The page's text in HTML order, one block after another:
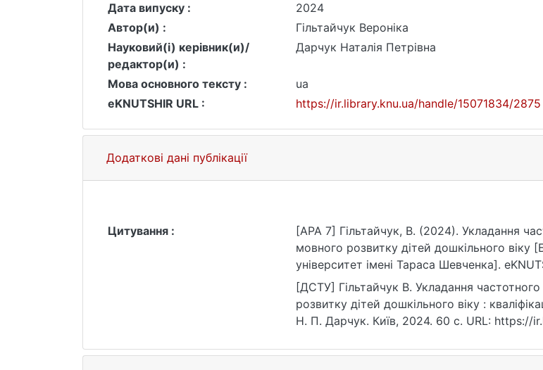
Дата випуску :
2024
Автор(и) :
Гільтайчук Вероніка
Науковий(і) керівник(и)/
редактор(и) :
Дарчук Наталія Петрівна
Мова основного тексту :
ua
eKNUTSHIR URL :
https://ir.library.knu.ua/handle/15071834/2875
Додаткові дані публікації
Цитування :
[APA 7] Гільтайчук, В. (2024). Укладання
мовного розвитку дітей дошкільного віку
університет імені Тараса Шевченка].
[ДСТУ] Гільтайчук В. Укладання
розвитку дітей дошкільного віку :
Н. П. Дарчук. Київ, 2024. 60 с. URL: https://